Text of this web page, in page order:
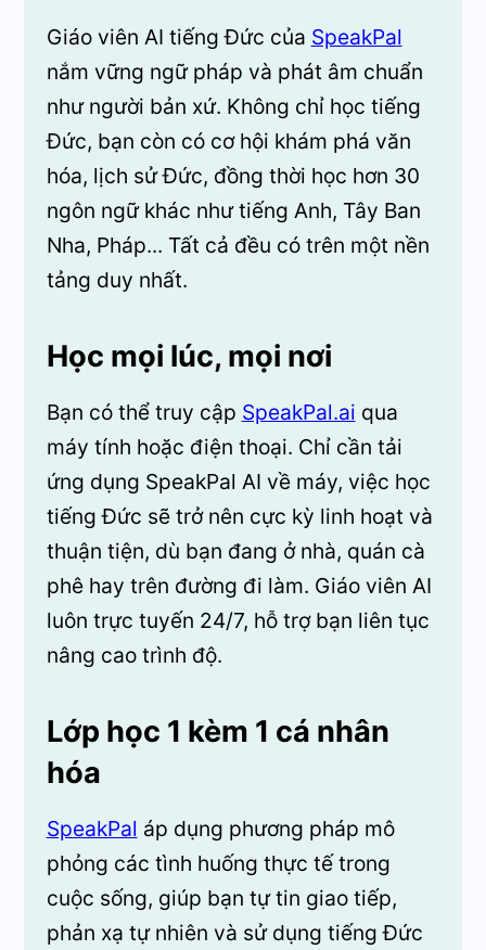
Giáo viên AI tiếng Đức của SpeakPal
nắm vững ngữ pháp và phát âm chuẩn
như người bản xứ. Không chỉ học tiếng
Đức, bạn còn có cơ hội khám phá văn
hóa, lịch sử Đức, đồng thời học hơn 30
ngôn ngữ khác như tiếng Anh, Tây Ban
Nha, Pháp... Tất cả đều có trên một nền
tảng duy nhất.
Học mọi lúc, mọi nơi
Bạn có thể truy cập SpeakPal.ai qua
máy tính hoặc điện thoại. Chỉ cần tải
ứng dụng SpeakPal AI về máy, việc học
tiếng Đức sẽ trở nên cực kỳ linh hoạt và
thuận tiện, dù bạn đang ở nhà, quán cà
phê hay trên đường đi làm. Giáo viên AI
luôn trực tuyến 24/7, hỗ trợ bạn liên tục
nâng cao trình độ.
Lớp học 1 kèm 1 cá nhân
hóa
SpeakPal áp dụng phương pháp mô
phỏng các tình huống thực tế trong
cuộc sống, giúp bạn tự tin giao tiếp,
phản xạ tự nhiên và sử dụng tiếng Đức